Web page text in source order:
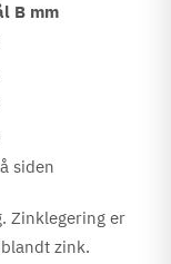
B mm
siden
Zinklegering er
zink.